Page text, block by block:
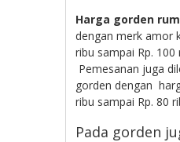
Harga gorden
dengan merk amor
ribu sampai Rp.
Pemesanan juga
gorden dengan
ribu sampai Rp. 80
Pada gorden